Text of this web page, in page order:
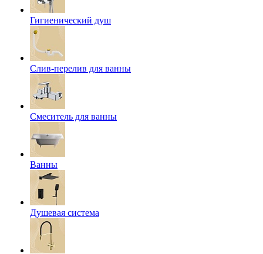
Гигиенический душ
Слив-перелив для ванны
Смеситель для ванны
Ванны
Душевая система